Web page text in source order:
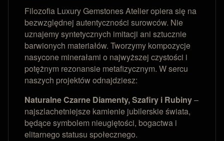
Filozofia Luxury Gemstones Atelier opiera się na
bezwzględnej autentyczności surowców. Nie
uznajemy syntetycznych imitacji ani sztucznie
barwionych materiałów. Tworzymy kompozycje
nasycone minerałami o najwyższej czystości i
potężnym rezonansie metafizycznym. W sercu
naszych projektów odnajdziesz:
Naturalne Czarne Diamenty, Szafiry i Rubiny–
najszlachetniejsze kamienie jubilerskie świata,
będące symbolem nieugiętości, bogactwa i
elitarnego statusu społecznego.